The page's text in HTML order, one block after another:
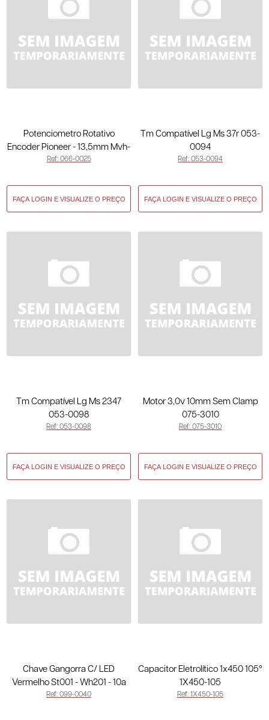
Potenciometro Rotativo
Encoder Pioneer - 13,5mm Mvh-
98ub 066-0025
Ref: 066-0025
Tm Compatível Lg Ms 37r 053-
0094
Ref: 053-0094
Tm Compatível Lg Ms 2347
053-0098
Ref: 053-0098
Motor 3,0v 10mm Sem Clamp
075-3010
Ref: 075-3010
Chave Gangorra C/ LED
Vermelho St001 - Wh201 - 10a
250v - Off/Reset - 3t 099-0040
Ref: 099-0040
Capacitor Eletrolítico 1x450 105°
1X450-105
Ref: 1X450-105